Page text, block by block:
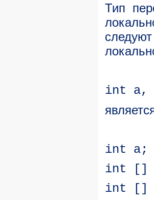
Тип
int
int a;
int []
int []